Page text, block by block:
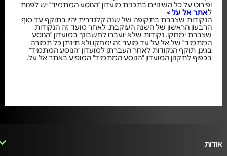
ופירוט על כל השינויים בתכנית מועדון "הנוסע המתמיד" יש לפנות
לאתר אל על >
הנקודות שצברת בתקופה של שנה קלנדרית יהיו בתוקף עד סוף
הרבעון הראשון של השנה העוקבת. לאחר מועד זה הנקודות
שצברת ימחקו. נקודות שלא יועברו לחשבונך במועדון "הנוסע
המתמיד" של אל על עד מועד זה ימחקו ולא תינתן כל תמורה
בגינן. תוקף הנקודות לאחר העברתן למועדון "הנוסע המתמיד"
בכפוף לתקנון המועדון "הנוסע המתמיד" המופיע באתר אל על.
אודות